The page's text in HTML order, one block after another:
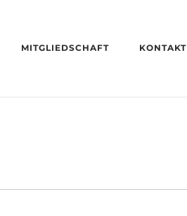
MITGLIEDSCHAFT KONTAKT